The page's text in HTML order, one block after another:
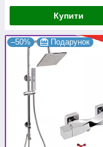
Купити
–50% Подарунок